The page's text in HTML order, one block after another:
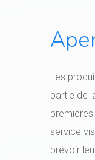
Les
partie de
service
prévoir